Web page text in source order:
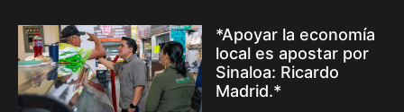
*Apoyar la economía
local es apostar por
Sinaloa: Ricardo
Madrid.*